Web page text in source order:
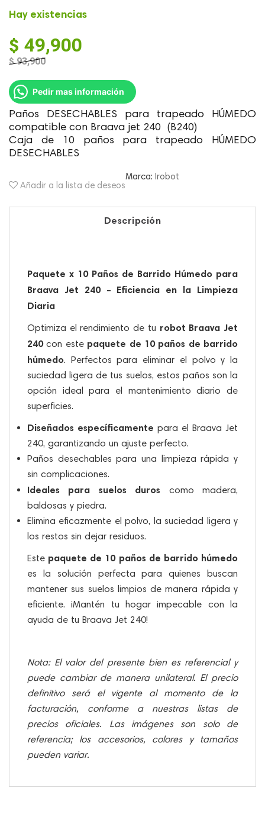
Hay existencias
$93,900
precio
original
era:
$ 93,900.
$ 49,900
precio
actual
es:
$ 49,900.
Pedir mas información
Paños DESECHABLES para trapeado HÚMEDO
compatible con Braava jet 240 (B240)
Caja de 10 paños para trapeado HÚMEDO
DESECHABLES
Añadir a la lista de deseos
Marca: Irobot
Descripción
Paquete x 10 Paños de Barrido Húmedo para
Braava Jet 240 – Eficiencia en la Limpieza
Diaria
Optimiza el rendimiento de tu robot Braava Jet
240con este paquete de 10 paños de barrido
húmedo. Perfectos para eliminar el polvo y la
suciedad ligera de tus suelos, estos paños son la
opción ideal para el mantenimiento diario de
superficies.
Diseñados específicamente para el Braava Jet
240, garantizando un ajuste perfecto.
Paños desechables para una limpieza rápida y
sin complicaciones.
Ideales para suelos duros como madera,
baldosas y piedra.
Elimina eficazmente el polvo, la suciedad ligera y
los restos sin dejar residuos.
Este paquete de 10 paños de barrido húmedo
es la solución perfecta para quienes buscan
mantener sus suelos limpios de manera rápida y
eficiente. ¡Mantén tu hogar impecable con la
ayuda de tu Braava Jet 240!
Nota: El valor del presente bien es referencial y
puede cambiar de manera unilateral. El precio
definitivo será el vigente al momento de la
facturación, conforme a nuestras listas de
precios oficiales. Las imágenes son solo de
referencia; los accesorios, colores y tamaños
pueden variar.